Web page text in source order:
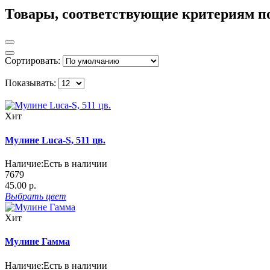
Товары, соответствующие критериям
Сортировать:
Показывать:
Хит
Мулине Luca-S, 511 цв.
Наличие:Есть в наличии
7679
45.00 р.
Выбрать цвет
Хит
Мулине Гамма
Наличие:Есть в наличии